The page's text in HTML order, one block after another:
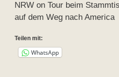
NRW on Tour beim
auf dem Weg nach America
Teilen mit:
WhatsApp